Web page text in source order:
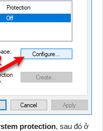
protection, sau đó ở